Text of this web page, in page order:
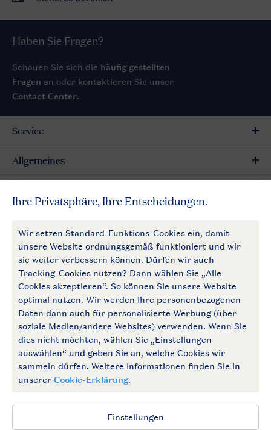
Haben Sie Fragen?
Schauen Sie sich die häufig gestellten
Fragen an oder kontaktieren Sie unser
Contact Center.
Follow Us
facebookinstagram
Zum Newsletter anmelden
Service
Allgemeines